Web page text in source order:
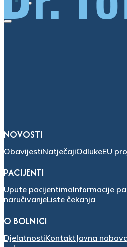
NOVOSTI
ObavijestiNatječajiOdlukeEU
PACIJENTI
Upute pacijentimaInformacije
naručivanjeListe čekanja
O BOLNICI
DjelatnostiKontakt Javna nabava